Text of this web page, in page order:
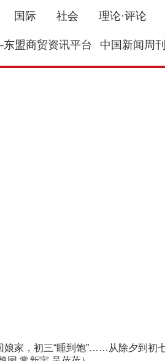
国际 社会 理论·评论
盟商贸资讯平台 中国新闻周刊
，初三“睡到饱”……从除夕到初